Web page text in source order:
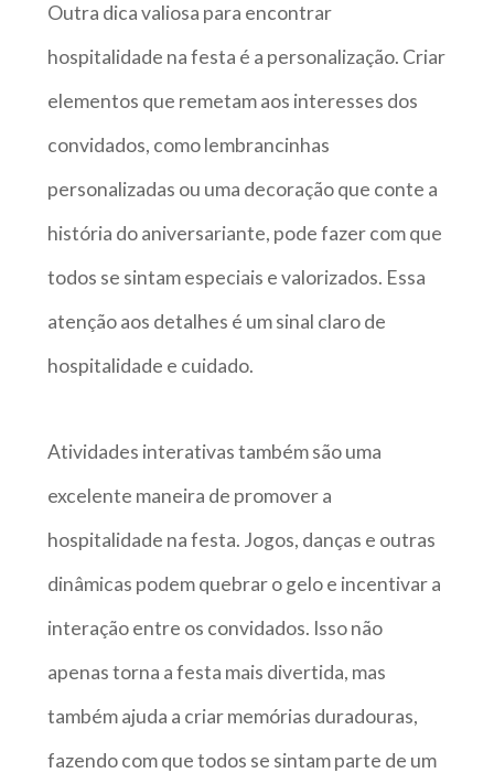
Outra dica valiosa para encontrar
hospitalidade na festa é a personalização. Criar
elementos que remetam aos interesses dos
convidados, como lembrancinhas
personalizadas ou uma decoração que conte a
história do aniversariante, pode fazer com que
todos se sintam especiais e valorizados. Essa
atenção aos detalhes é um sinal claro de
hospitalidade e cuidado.
Atividades interativas também são uma
excelente maneira de promover a
hospitalidade na festa. Jogos, danças e outras
dinâmicas podem quebrar o gelo e incentivar a
interação entre os convidados. Isso não
apenas torna a festa mais divertida, mas
também ajuda a criar memórias duradouras,
fazendo com que todos se sintam parte de um